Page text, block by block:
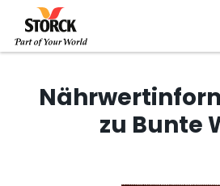
zu Bunte